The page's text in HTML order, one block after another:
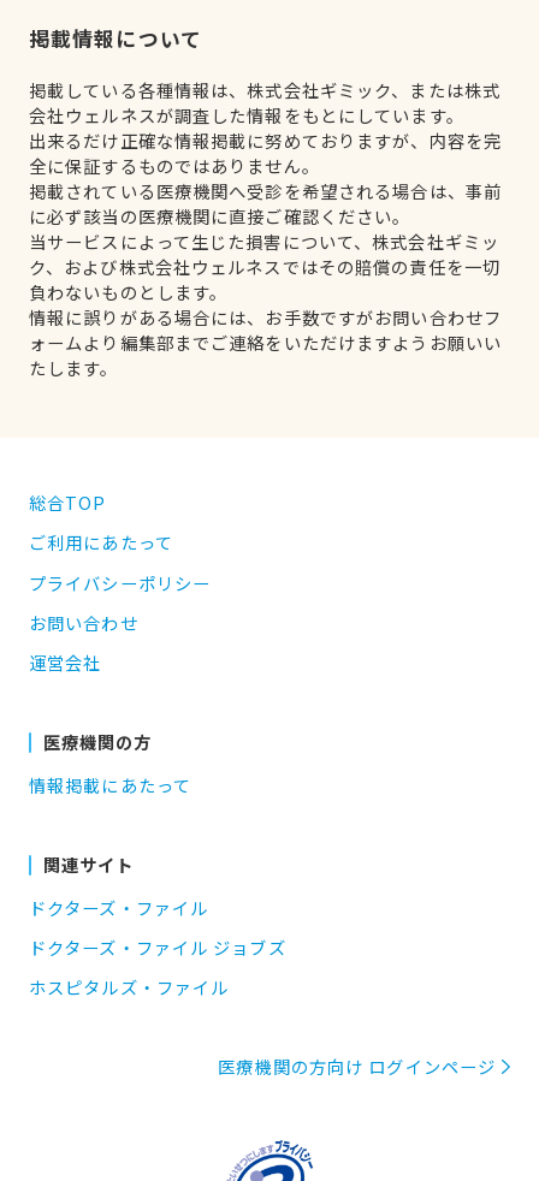
掲載情報について
掲載している各種情報は、株式会社ギミック、または株式
会社ウェルネスが調査した情報をもとにしています。
出来るだけ正確な情報掲載に努めておりますが、内容を完
全に保証するものではありません。
掲載されている医療機関へ受診を希望される場合は、事前
に必ず該当の医療機関に直接ご確認ください。
当サービスによって生じた損害について、株式会社ギミッ
ク、および株式会社ウェルネスではその賠償の責任を一切
負わないものとします。
情報に誤りがある場合には、お手数ですがお問い合わせフ
ォームより編集部までご連絡をいただけますようお願いい
たします。
総合TOP
ご利用にあたって
プライバシーポリシー
お問い合わせ
運営会社
医療機関の方
情報掲載にあたって
関連サイト
ドクターズ・ファイル
ドクターズ・ファイル ジョブズ
ホスピタルズ・ファイル
医療機関の方向け ログインページ